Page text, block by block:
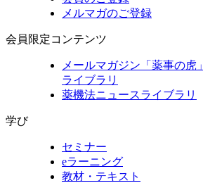
メルマガのご登録
会員限定コンテンツ
メールマガジン「薬事の虎」
ライブラリ
薬機法ニュースライブラリ
学び
セミナー
eラーニング
教材・テキスト